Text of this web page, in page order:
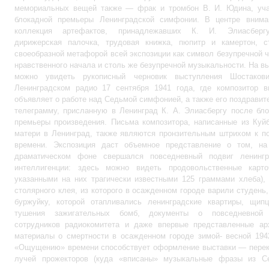
мемориальных вещей также — фрак и тромбон В. И. Юдина,
блокадной премьеры Ленинградской симфонии. В центре
коллекция артефактов, принадлежавших К. И.
дирижерская палочка, трудовая книжка, пюпитр и камертон,
своеобразной метафорой всей экспозиции как символ безупречной
нравственного начала и столь же безупречной музыкальности. На
можно увидеть рукописный черновик выступления
Ленинградском радио 17 сентября 1941 года, где композитор
объявляет о работе над Седьмой симфонией, а также его
телеграмму, присланную в Ленинград К. А. Элиасбергу после
премьеры произведения. Письма композитора, написанные из
матери в Ленинград, также являются пронзительным штрихом к
времени. Экспозиция даст объемное представление о том,
драматическом фоне свершался повседневный подвиг
интеллигенции: здесь можно видеть продовольственные
указанными на них трагически известными 125 граммами хлеба),
столярного клея, из которого в осажденном городе варили
буржуйку, которой отапливались ленинградские квартиры,
тушения зажигательных бомб, документы о повседневной
сотрудников радиокомитета и даже впервые представленные
материалы о смертности в осажденном городе зимой- весной
«Ощущению» времени способствует оформление выставки —
лучей прожекторов (куда «вписаны» музыкальные фразы из